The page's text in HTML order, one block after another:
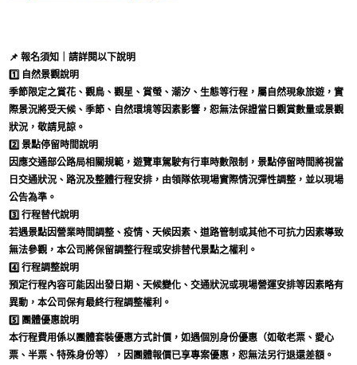
📌報名須知｜請詳閱以下說明
1️⃣ 自然景觀說明
季節限定之賞花、觀鳥、觀星、賞螢、潮汐、生態等行程，屬自然現象旅遊，實
際景況將受天候、季節、自然環境等因素影響，恕無法保證當日觀賞數量或景觀
狀況，敬請見諒。
2️⃣景點停留時間說明
因應交通部公路局相關規範，遊覽車駕駛有行車時數限制，景點停留時間將視當
日交通狀況、路況及整體行程安排，由領隊依現場實際情況彈性調整，並以現場
公告為準。
3️⃣行程替代說明
若遇景點因營業時間調整、疫情、天候因素、道路管制或其他不可抗力因素導致
無法參觀，本公司將保留調整行程或安排替代景點之權利。
4️⃣行程調整說明
預定行程內容可能因出發日期、天候變化、交通狀況或現場營運安排等因素略有
異動，本公司保有最終行程調整權利。
5️⃣ 團體優惠說明
本行程費用係以團體套裝優惠方式計價，如遇個別身份優惠（如敬老票、愛心
票、半票、特殊身份等），因團體報價已享專案優惠，恕無法另行退還差額。